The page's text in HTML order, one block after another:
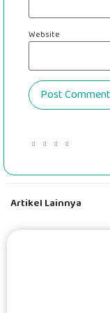
Website
Artikel Lainnya